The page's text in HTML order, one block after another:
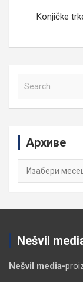
Konjičke
Архиве
Архиве
Nešvil
Nešvil media-